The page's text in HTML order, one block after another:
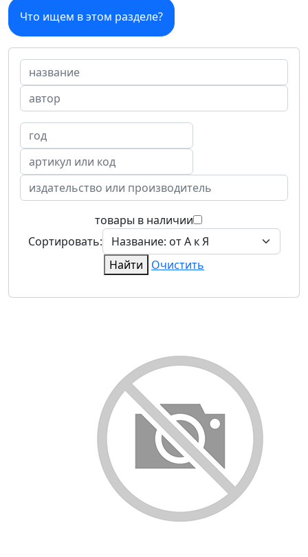
Что ищем в этом разделе?
товары в наличии
Сортировать:
Найти
Очистить